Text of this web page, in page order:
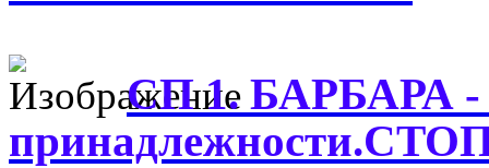
СП 1. БАРБАРА -